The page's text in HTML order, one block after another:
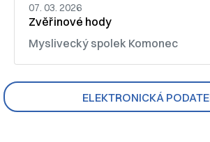
ELEKTRONICKÁ
07. 03. 2026
Zvěřinové hody
Myslivecký spolek Komonec